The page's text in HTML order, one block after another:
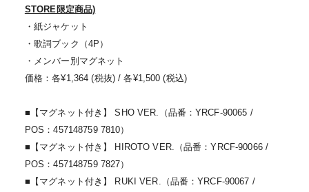
STORE限定商品)
・紙ジャケット
・歌詞ブック（4P）
・メンバー別マグネット
価格：各¥1,364 (税抜) / 各¥1,500 (税込)
■【マグネット付き】 SHO VER.（品番：YRCF-90065 /
POS：457148759 7810）
■【マグネット付き】 HIROTO VER.（品番：YRCF-90066 /
POS：457148759 7827）
■【マグネット付き】 RUKI VER.（品番：YRCF-90067 /